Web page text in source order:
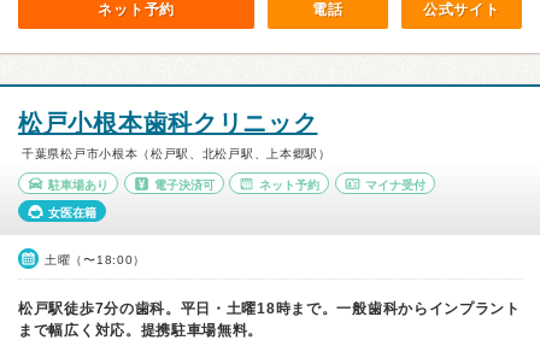
ネット予約 電話 公式サイト
松戸小根本歯科クリニック
千葉県松戸市小根本（松戸駅、北松戸駅、上本郷駅）
駐車場あり 電子決済可 ネット予約 マイナ受付
女医在籍
土曜（〜18:00）
松戸駅徒歩7分の歯科。平日・土曜18時まで。一般歯科からインプラント
まで幅広く対応。提携駐車場無料。